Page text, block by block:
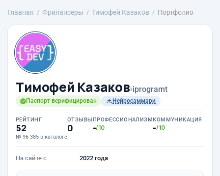
Главная Фрилансеры Тимофей Казаков Портфолио
Тимофей Казаков›iprogramt
Паспорт верифицирован Нейросаммари
РЕЙТИНГ
52
№ 96 385 в каталоге
ОТЗЫВЫ
0
ПРОФЕССИОНАЛИЗМ
-/10
КОММУНИКАЦИЯ
-/10
На сайте с 2022 года